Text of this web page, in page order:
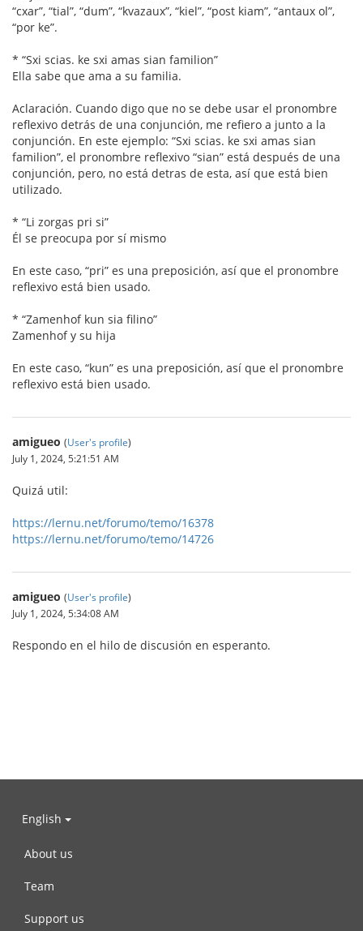
“cxar”, “tial”, “dum”, “kvazaux”, “kiel”, “post kiam”, “antaux ol”,
“por ke”.
* “Sxi scias. ke sxi amas sian familion”
Ella sabe que ama a su familia.
Aclaración. Cuando digo que no se debe usar el pronombre
reflexivo detrás de una conjunción, me refiero a junto a la
conjunción. En este ejemplo: “Sxi scias. ke sxi amas sian
familion”, el pronombre reflexivo “sian” está después de una
conjunción, pero, no está detras de esta, así que está bien
utilizado.
* “Li zorgas pri si”
Él se preocupa por sí mismo
En este caso, “pri” es una preposición, así que el pronombre
reflexivo está bien usado.
* “Zamenhof kun sia filino”
Zamenhof y su hija
En este caso, “kun” es una preposición, así que el pronombre
reflexivo está bien usado.
amigueo (User's profile)
July 1, 2024, 5:21:51 AM
Quizá util:
https://lernu.net/forumo/temo/16378
https://lernu.net/forumo/temo/14726
amigueo (User's profile)
July 1, 2024, 5:34:08 AM
Respondo en el hilo de discusión en esperanto.
English
About us
Team
Support us